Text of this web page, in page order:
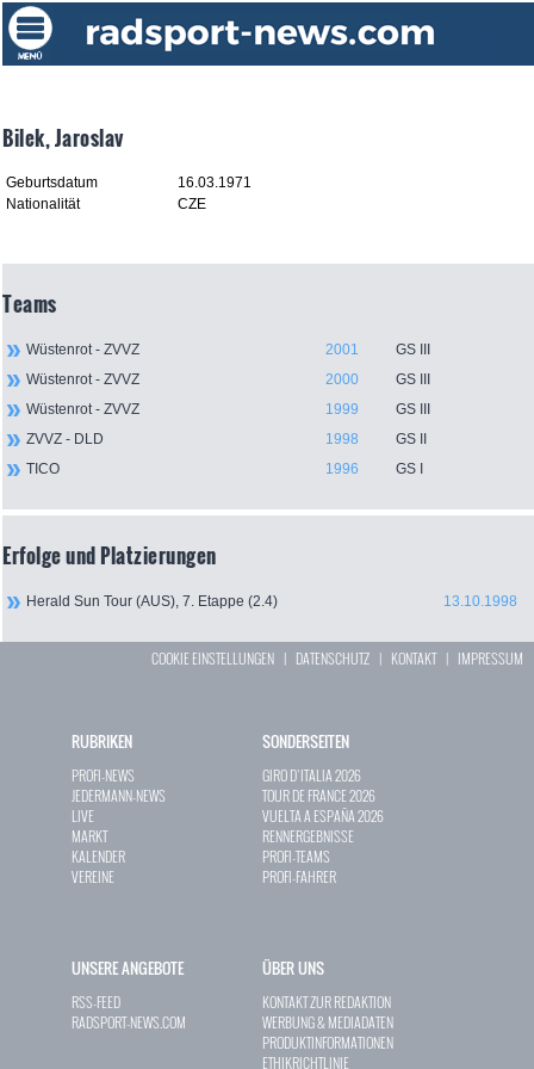
Bilek, Jaroslav
Geburtsdatum
16.03.1971
Nationalität
CZE
Teams
Wüstenrot - ZVVZ 2001
GS III
Wüstenrot - ZVVZ
2000
GS III
Wüstenrot - ZVVZ
1999
GS III
ZVVZ - DLD
1998
GS II
TICO
1996 GS I
Erfolge und Platzierungen
Herald Sun Tour (AUS), 7. Etappe (2.4) 13.10.1998
COOKIE EINSTELLUNGEN | DATENSCHUTZ | KONTAKT| IMPRESSUM
RUBRIKEN
PROFI-NEWS
JEDERMANN-NEWS
LIVE
MARKT
KALENDER
VEREINE
SONDERSEITEN
GIRO D`ITALIA 2026
TOUR DE FRANCE 2026
VUELTA A ESPAÑA 2026
RENNERGEBNISSE
PROFI-TEAMS
PROFI-FAHRER
UNSERE ANGEBOTE
RSS-FEED
RADSPORT-NEWS.COM
ÜBER UNS
KONTAKT ZUR REDAKTION
WERBUNG & MEDIADATEN
PRODUKTINFORMATIONEN
ETHIKRICHTLINIE